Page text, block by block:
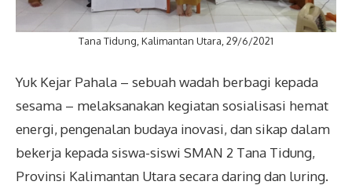
Tana Tidung, Kalimantan Utara, 29/6/2021
Yuk Kejar Pahala – sebuah wadah berbagi kepada
sesama – melaksanakan kegiatan sosialisasi hemat
energi, pengenalan budaya inovasi, dan sikap dalam
bekerja kepada siswa-siswi SMAN 2 Tana Tidung,
Provinsi Kalimantan Utara secara daring dan luring.